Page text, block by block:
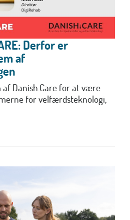
Derfor er
af
af Danish.Care for at være
for velfærdsteknologi,